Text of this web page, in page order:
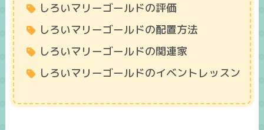
しろいマリーゴールドの評価
しろいマリーゴールドの配置方法
しろいマリーゴールドの関連家
しろいマリーゴールドのイベントレッスン